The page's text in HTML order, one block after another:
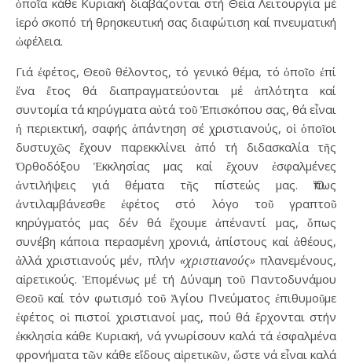
ἱερό σκοπό τή θρησκευτική σας διαφώτιση καί πνευματική
ὠφέλεια.
Γιά ἐφέτος, Θεοῦ θέλοντος, τό γενικό θέμα, τό ὁποῖο ἐπί
ἕνα ἔτος θά διαπραγματεύονται μέ ἁπλότητα καί
συντομία τά κηρύγματα αὐτά τοῦ Ἐπισκόπου σας, θά εἶναι
ἡ περιεκτική, σαφής ἀπάντηση σέ χριστιανούς, οἱ ὁποῖοι
δυστυχῶς ἔχουν παρεκκλίνει ἀπό τή διδασκαλία τῆς
Ὀρθοδόξου Ἐκκλησίας μας καί ἔχουν ἐσφαλμένες
ἀντιλήψεις γιά θέματα τῆς πίστεώς μας. Ὅπως
ἀντιλαμβάνεσθε ἐφέτος στό λόγο τοῦ γραπτοῦ
κηρύγματός μας δέν θά ἔχουμε ἀπέναντί μας, ὅπως
συνέβη κάποια περασμένη χρονιά, ἀπίστους καί ἀθέους,
ἀλλά χριστιανούς μέν, πλήν «χριστιανούς»πλανεμένους,
αἱρετικούς. Ἑπομένως μέ τή Δύναμη τοῦ Παντοδυνάμου
Θεοῦ καί τόν φωτισμό τοῦ Ἁγίου Πνεύματος ἐπιθυμοῦμε
ἐφέτος οἱ πιστοί χριστιανοί μας, πού θά ἔρχονται στήν
ἐκκλησία κάθε Κυριακή, νά γνωρίσουν καλά τά ἐσφαλμένα
φρονήματα τῶν κάθε εἴδους αἱρετικῶν, ὥστε νά εἶναι καλά